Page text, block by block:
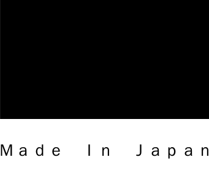
Ｍａｄｅ Ｉｎ Ｊａｐａｎ​​​​​​​​​​​​